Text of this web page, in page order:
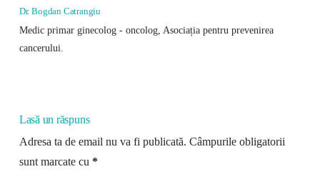
Dr. Bogdan Catrangiu
Medic primar ginecolog - oncolog, Asociația pentru prevenirea
cancerului.
Lasă un răspuns
Adresa ta de email nu va fi publicată. Câmpurile obligatorii
sunt marcate cu *